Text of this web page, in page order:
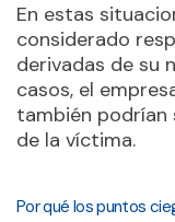
En estas
considerado
derivadas de su
casos, el
también podrían
de la víctima.
Por qué los puntos